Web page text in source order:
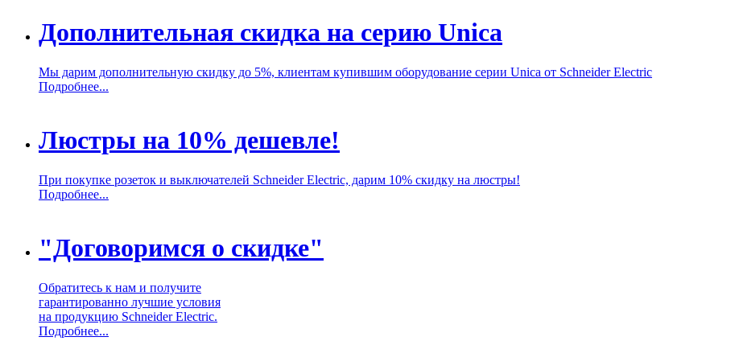
Дополнительная скидка на серию Unica
Мы дарим дополнительную скидку до 5%, клиентам купившим оборудование серии Unica от Schneider Electric
Подробнее...
Люстры на 10% дешевле!
При покупке розеток и выключателей Schneider Electric, дарим 10% скидку на люстры!
Подробнее...
"Договоримся о скидке"
Обратитесь к нам и получите
гарантированно лучшие условия
на продукцию Schneider Electric.
Подробнее...